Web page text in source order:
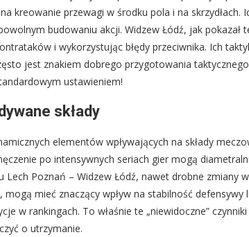
kreowanie przewagi w środku pola i na skrzydłach.
budowaniu akcji. Widzew Łódź, jak pokazał
i wykorzystując błędy przeciwnika. Ich
jest znakiem dobrego przygotowania
ustawieniem!
składy
elementów wpływających na składy
po intensywnych seriach gier mogą
Poznań – Widzew Łódź, nawet drobne zmiany w
mieć znaczący wpływ na stabilność defensywy
w rankingach. To właśnie te „niewidoczne”
o utrzymanie.